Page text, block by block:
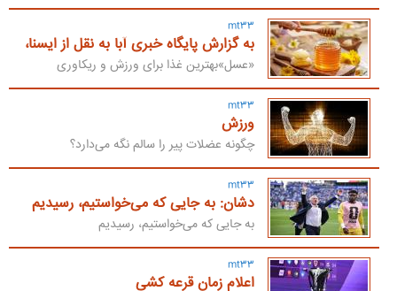
mt33
به گزارش پایگاه خبری آبا به نقل از ایسنا،
«عسل»بهترین غذا برای ورزش و ریکاوری
mt33
ورزش
چگونه عضلات پیر را سالم نگه می‌دارد؟
mt33
دشان: به جایی که می‌خواستیم، رسیدیم
به جایی که می‌خواستیم، رسیدیم
mt33
اعلام زمان قرعه کشی